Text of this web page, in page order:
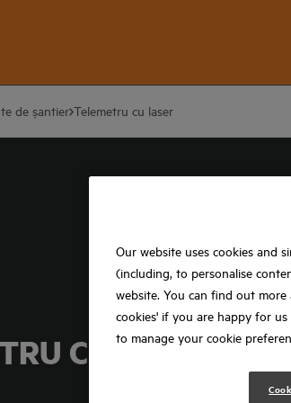
de șantier Telemetru cu laser
CU LASER
Our website uses cookies and
(including, to personalise
website. You can find out
cookies' if you are happy for
to manage your cookie